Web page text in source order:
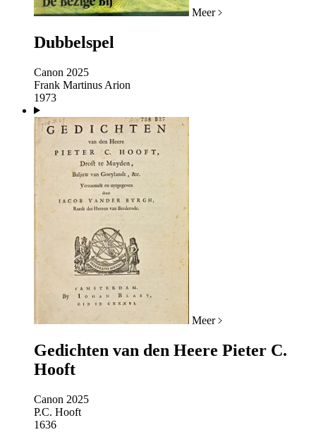
Meer
Dubbelspel
Canon 2025
Frank Martinus Arion
1973
Meer
Gedichten van den Heere Pieter C.
Hooft
Canon 2025
P.C. Hooft
1636